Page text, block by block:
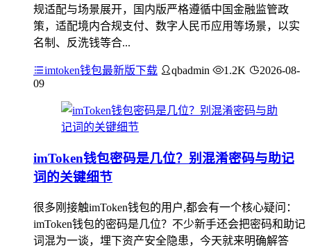
规适配与场景展开，国内版严格遵循中国金融监管政
策，适配境内合规支付、数字人民币应用等场景，以实
名制、反洗钱等合...
imtoken钱包最新版下载 qbadmin 1.2K
2026-08-
09
imToken钱包密码是几位？别混淆密码与助记
词的关键细节
很多刚接触imToken钱包的用户,都会有一个核心疑问：
imToken钱包的密码是几位？不少新手还会把密码和助记
词混为一谈，埋下资产安全隐患，今天就来明确解答